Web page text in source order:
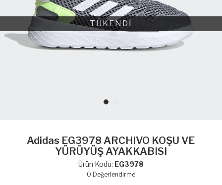
TÜKENDİ
Adidas EG3978 ARCHIVO KOŞU VE
YÜRÜYÜŞ AYAKKABISI
Ürün Kodu: EG3978
0 Değerlendirme